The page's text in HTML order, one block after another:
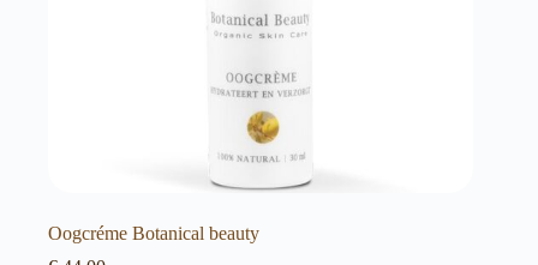
Oogcréme Botanical beauty